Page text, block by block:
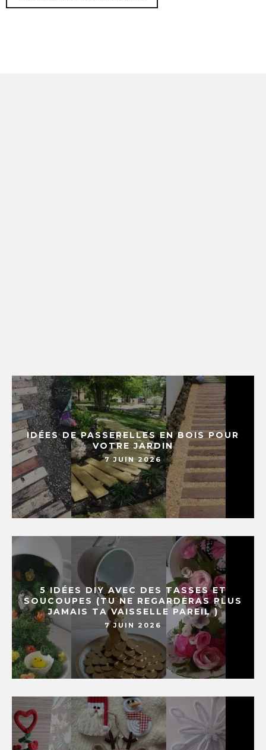
IDÉES DE PASSERELLES EN BOIS POUR
VOTRE JARDIN
7 JUIN 2026
5 IDÉES DIY AVEC DES TASSES ET
SOUCOUPES (TU NE REGARDERAS PLUS
JAMAIS TA VAISSELLE PAREIL )
7 JUIN 2026